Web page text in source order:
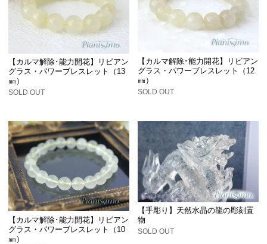
【カルマ解除･能力開花】リビアン
グラス・パワーブレスレット（13
㎜）
SOLD OUT
【カルマ解除･能力開花】リビアン
グラス・パワーブレスレット（12
㎜）
SOLD OUT
【カルマ解除･能力開花】リビアン
グラス・パワーブレスレット（10
㎜）
【手彫り】天然水晶の龍の彫刻置
物
SOLD OUT